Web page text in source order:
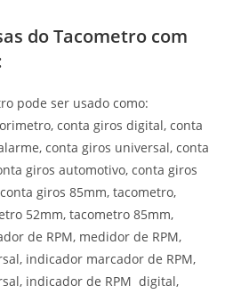
do Tacometro com
pode ser usado como:
conta giros digital, conta
conta giros universal, conta
giros automotivo, conta giros
giros 85mm, tacometro,
52mm, tacometro 85mm,
de RPM, medidor de RPM,
indicador marcador de RPM,
indicador de RPM digital,